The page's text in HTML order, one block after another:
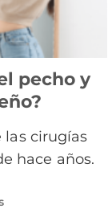
pecho y
las cirugías
hace años.